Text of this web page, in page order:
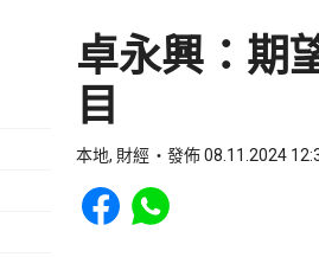
卓永興：期
目
本地, 財經 發佈 08.11.2024
Share to Facebook
Share to WhatsApp